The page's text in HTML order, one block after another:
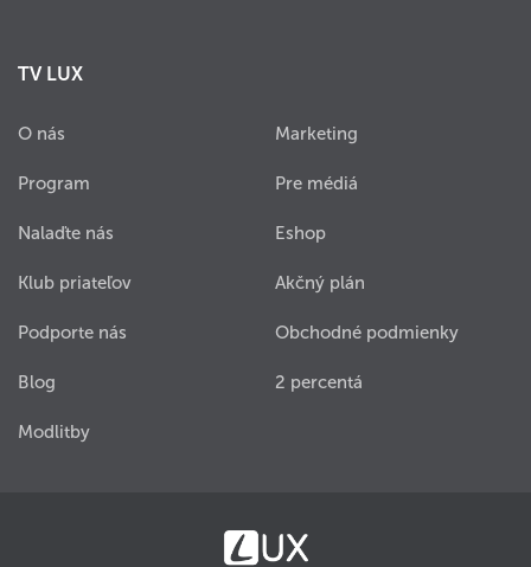
TV LUX
O nás
Program
Nalaďte nás
Klub priateľov
Podporte nás
Blog
Modlitby
Marketing
Pre médiá
Eshop
Akčný plán
Obchodné podmienky
2 percentá